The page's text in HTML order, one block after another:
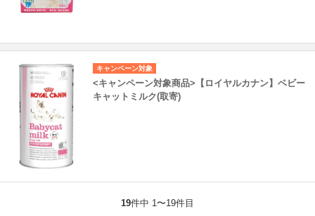
キャンペーン対象
<キャンペーン対象商品>【ロイヤルカナン】ベビー
キャットミルク(取寄)
19件中 1〜19件目